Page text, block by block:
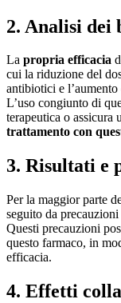
2. Analisi dei
La propria efficacia
cui la riduzione del
antibiotici e
L’uso congiunto di
terapeutica o assicura
trattamento con
3. Risultati e
Per la maggior parte
seguito da
Questi precauzioni
questo farmaco, in
efficacia.
4. Effetti